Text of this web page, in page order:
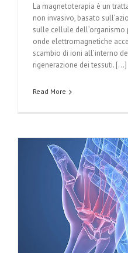
La magnetoterapia è un
non invasivo, basato
sulle cellule dell’organismo
onde elettromagnetiche
scambio di ioni all’interno
rigenerazione dei tessuti. […]
Read More